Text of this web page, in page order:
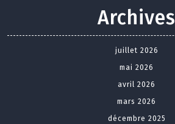
Archives
juillet 2026
mai 2026
avril 2026
mars 2026
décembre 2025